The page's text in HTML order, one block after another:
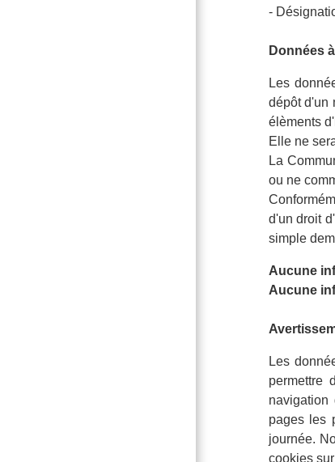
-
Données
Les
dépôt d'un
élèments
Elle ne
La
ou ne
d'un droit
simple
Aucune
Aucune
Les
permettre
navigation
pages les
journée.
cookies